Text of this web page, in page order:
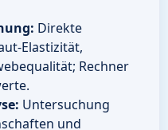
Direkte
Elastizität,
Rechner
Untersuchung
und